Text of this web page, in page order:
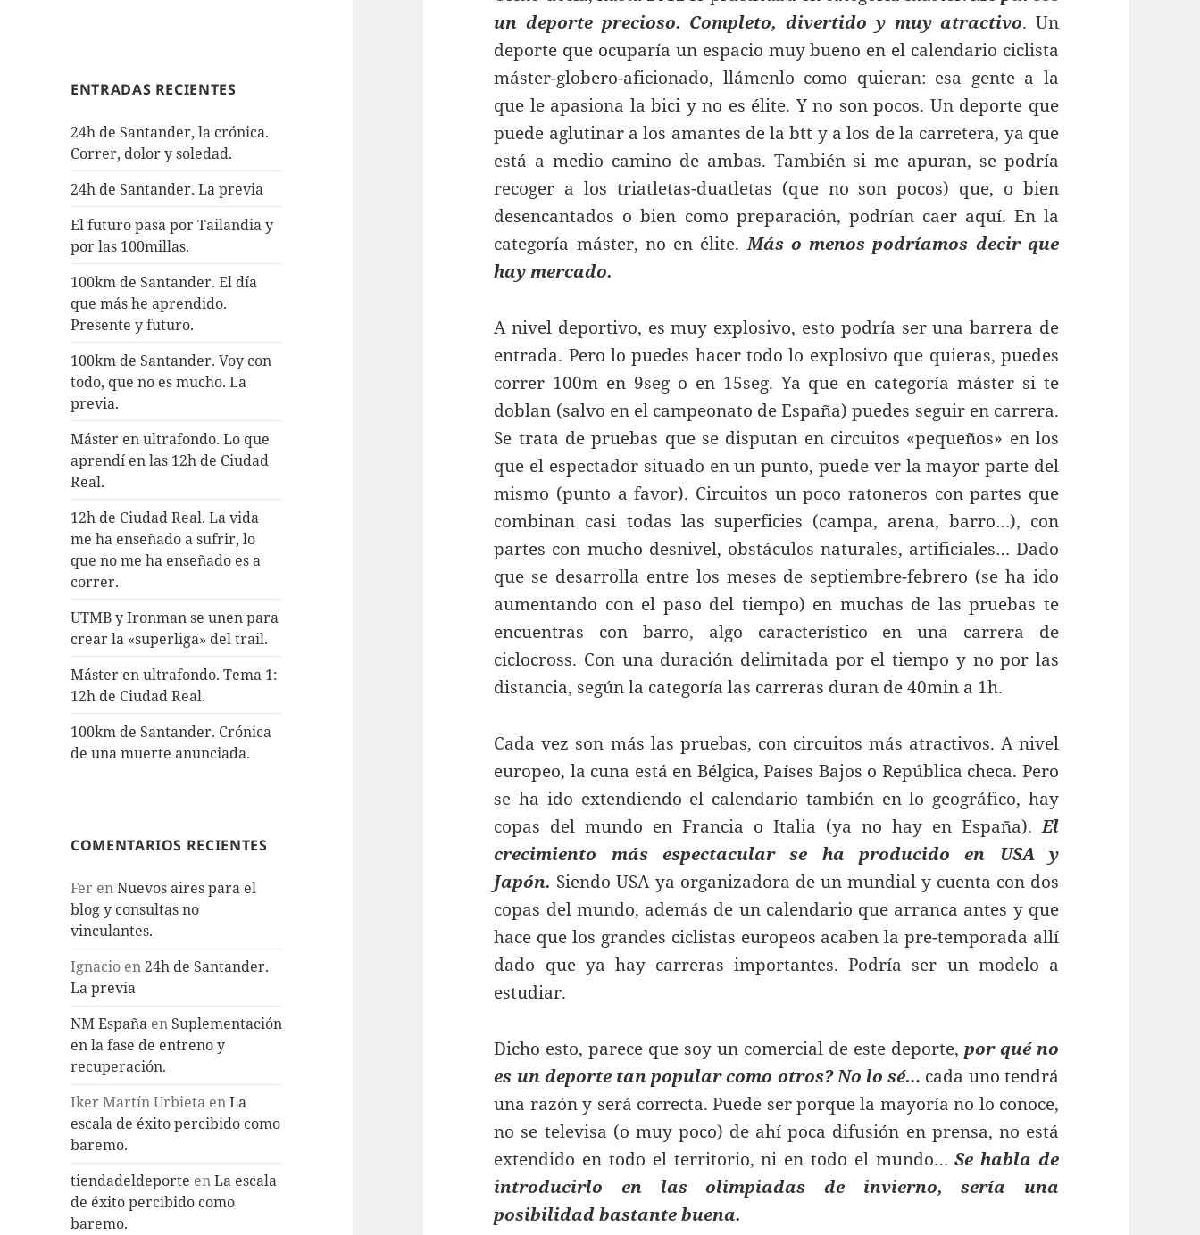
ENTRADAS RECIENTES
24h de Santander, la crónica.
Correr, dolor y soledad.
24h de Santander. La previa
El futuro pasa por Tailandia y
por las 100millas.
100km de Santander. El día
que más he aprendido.
Presente y futuro.
100km de Santander. Voy con
todo, que no es mucho. La
previa.
Máster en ultrafondo. Lo que
aprendí en las 12h de Ciudad
Real.
12h de Ciudad Real. La vida
me ha enseñado a sufrir, lo
que no me ha enseñado es a
correr.
UTMB y Ironman se unen para
crear la «superliga» del trail.
Máster en ultrafondo. Tema 1:
12h de Ciudad Real.
100km de Santander. Crónica
de una muerte anunciada.
COMENTARIOS RECIENTES
Fer enNuevos aires para el
blog y consultas no
vinculantes.
Ignacio en24h de Santander.
La previa
NM España en Suplementación
en la fase de entreno y
recuperación.
Iker Martín Urbieta enLa
escala de éxito percibido como
baremo.
tiendadeldeporte enLa escala
de éxito percibido como
baremo.
un deporte precioso. Completo, divertido y muy atractivo. Un
deporte que ocuparía un espacio muy bueno en el calendario ciclista
máster-globero-aficionado, llámenlo como quieran: esa gente a la
que le apasiona la bici y no es élite. Y no son pocos. Un deporte que
puede aglutinar a los amantes de la btt y a los de la carretera, ya que
está a medio camino de ambas. También si me apuran, se podría
recoger a los triatletas-duatletas (que no son pocos) que, o bien
desencantados o bien como preparación, podrían caer aquí. En la
categoría máster, no en élite.Más o menos podríamos decir que
hay mercado.
A nivel deportivo, es muy explosivo, esto podría ser una barrera de
entrada. Pero lo puedes hacer todo lo explosivo que quieras, puedes
correr 100m en 9seg o en 15seg. Ya que en categoría máster si te
doblan (salvo en el campeonato de España) puedes seguir en carrera.
Se trata de pruebas que se disputan en circuitos «pequeños» en los
que el espectador situado en un punto, puede ver la mayor parte del
mismo (punto a favor). Circuitos un poco ratoneros con partes que
combinan casi todas las superficies (campa, arena, barro…), con
partes con mucho desnivel, obstáculos naturales, artificiales… Dado
que se desarrolla entre los meses de septiembre-febrero (se ha ido
aumentando con el paso del tiempo) en muchas de las pruebas te
encuentras con barro, algo característico en una carrera de
ciclocross. Con una duración delimitada por el tiempo y no por las
distancia, según la categoría las carreras duran de 40min a 1h.
Cada vez son más las pruebas, con circuitos más atractivos. A nivel
europeo, la cuna está en Bélgica, Países Bajos o República checa. Pero
se ha ido extendiendo el calendario también en lo geográfico, hay
copas del mundo en Francia o Italia (ya no hay en España).El
crecimiento más espectacular se ha producido en USA y
Japón. Siendo USA ya organizadora de un mundial y cuenta con dos
copas del mundo, además de un calendario que arranca antes y que
hace que los grandes ciclistas europeos acaben la pre-temporada allí
dado que ya hay carreras importantes. Podría ser un modelo a
estudiar.
Dicho esto, parece que soy un comercial de este deporte, por qué no
es un deporte tan popular como otros? No lo sé… cada uno tendrá
una razón y será correcta. Puede ser porque la mayoría no lo conoce,
no se televisa (o muy poco) de ahí poca difusión en prensa, no está
extendido en todo el territorio, ni en todo el mundo…Se habla de
introducirlo en las olimpiadas de invierno, sería una
posibilidad bastante buena.